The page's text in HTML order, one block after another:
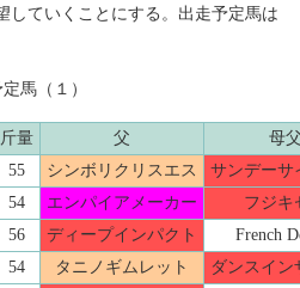
していくことにする。出走予定馬は
馬（１）
斤量 父
母
55 シンボリクリスエス
サンデーサ
54 エンパイアメーカー
フジキ
56 ディープインパクト
French
54 タニノギムレット
ダンスイン